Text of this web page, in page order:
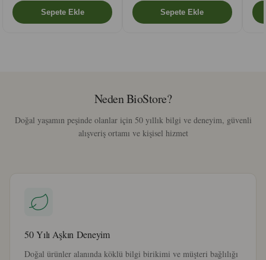
Neden BioStore?
Doğal yaşamın peşinde olanlar için 50 yıllık bilgi ve deneyim, güvenli
alışveriş ortamı ve kişisel hizmet
50 Yılı Aşkın Deneyim
Doğal ürünler alanında köklü bilgi birikimi ve müşteri bağlılığı